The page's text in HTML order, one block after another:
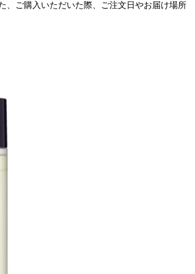
、ご購入いただいた際、ご注文日やお届け場所